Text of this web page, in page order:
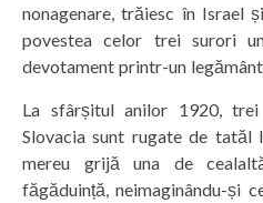
nonagenare, trăiesc în Israel
povestea celor trei surori
devotament printr-un
La sfârșitul anilor 1920,
Slovacia sunt rugate de
mereu grijă una de
făgăduință, neimaginându-și